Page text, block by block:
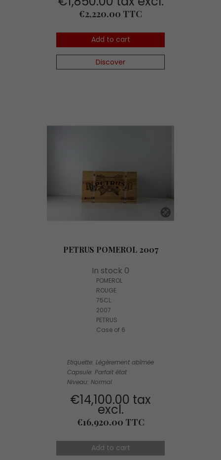
Price
€2,220.00 TTC
Add to cart
Discover
PETRUS POMEROL 2007
In stock 0
POMEROL
ROUGE
75CL
2007
PETRUS
Case of 6
Etiquette: Légèrement abîmée
Capsule: Parfait état
Niveau: Normal
€14,100.00 tax
excl.
Price
€16,920.00 TTC
Add to cart